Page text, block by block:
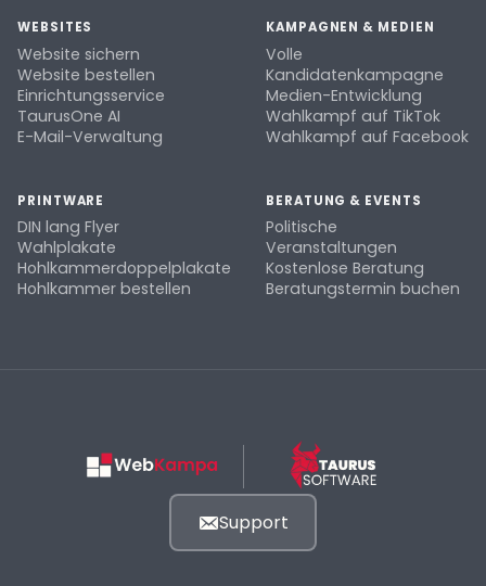
WEBSITES
Website sichern
Website bestellen
Einrichtungsservice
TaurusOne AI
E-Mail-Verwaltung
KAMPAGNEN & MEDIEN
Volle
Kandidatenkampagne
Medien-Entwicklung
Wahlkampf auf TikTok
Wahlkampf auf Facebook
PRINTWARE
DIN lang Flyer
Wahlplakate
Hohlkammerdoppelplakate
Hohlkammer bestellen
BERATUNG & EVENTS
Politische
Veranstaltungen
Kostenlose Beratung
Beratungstermin buchen
Support